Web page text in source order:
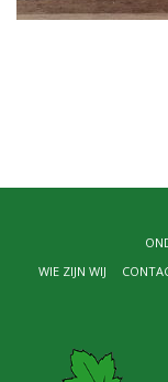
WIE ZIJN WIJ